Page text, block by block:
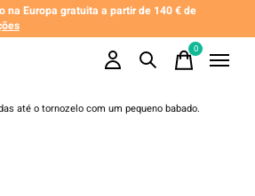
na Europa gratuita a partir de 140 € de
0items
até o tornozelo com um pequeno babado.